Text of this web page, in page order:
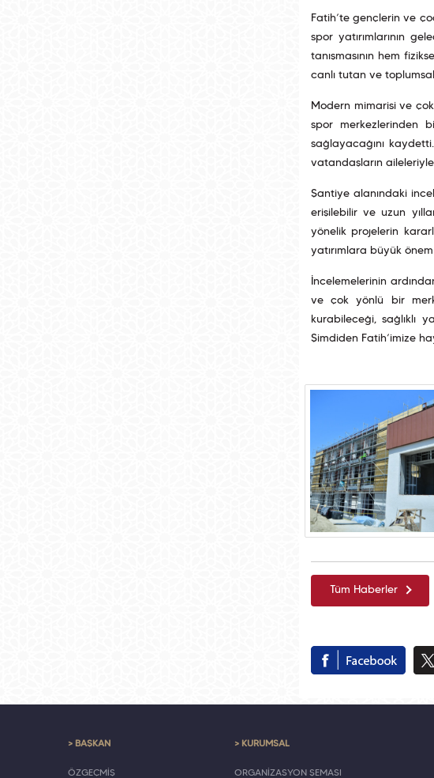
Fatih’te gençlerin ve
spor yatırımlarının
tanışmasının hem
canlı tutan ve
Modern mimarisi ve
spor merkezlerinden
sağlayacağını
vatandaşların
Şantiye alanındaki
erişilebilir ve uzun
yönelik projelerin
yatırımlara büyük
İncelemelerinin
ve çok yönlü bir
kurabileceği, sağlıklı
Şimdiden Fatih’imize
Tüm Haberler
> BAŞKAN
ÖZGEÇMİŞ
> KURUMSAL
ORGANİZASYON ŞEMASI